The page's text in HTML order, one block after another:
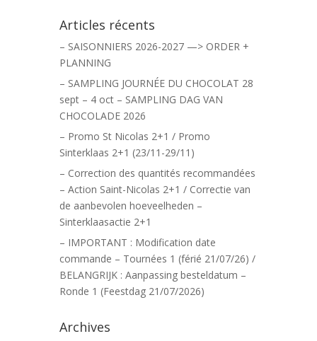
Articles récents
– SAISONNIERS 2026-2027 —> ORDER +
PLANNING
– SAMPLING JOURNÉE DU CHOCOLAT 28
sept – 4 oct – SAMPLING DAG VAN
CHOCOLADE 2026
– Promo St Nicolas 2+1 / Promo
Sinterklaas 2+1 (23/11-29/11)
– Correction des quantités recommandées
– Action Saint-Nicolas 2+1 / Correctie van
de aanbevolen hoeveelheden –
Sinterklaasactie 2+1
– IMPORTANT : Modification date
commande – Tournées 1 (férié 21/07/26) /
BELANGRIJK : Aanpassing besteldatum –
Ronde 1 (Feestdag 21/07/2026)
Archives